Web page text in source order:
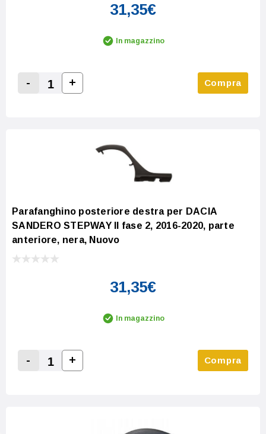
31,35€
In magazzino
Decrease Quantity:
-
Increase Quantity:
+ Compra
Parafanghino posteriore destra per DACIA
SANDERO STEPWAY II fase 2, 2016-2020, parte
anteriore, nera, Nuovo
31,35€
In magazzino
Decrease Quantity:
-
Increase Quantity:
+ Compra